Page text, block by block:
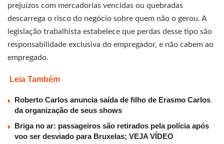
prejuízos com mercadorias vencidas ou quebradas
descarrega o risco do negócio sobre quem não o gerou. A
legislação trabalhista estabelece que perdas desse tipo são
responsabilidade exclusiva do empregador, e não cabem ao
empregado.
Leia Também
Roberto Carlos anuncia saída de filho de Erasmo Carlos
da organização de seus shows
Briga no ar: passageiros são retirados pela polícia após
voo ser desviado para Bruxelas; VEJA VÍDEO